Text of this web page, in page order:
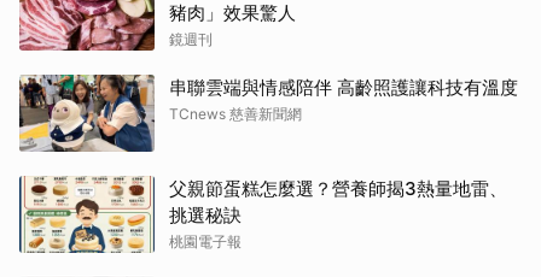
豬肉」效果驚人
鏡週刊
串聯雲端與情感陪伴 高齡照護讓科技有溫度
TCnews 慈善新聞網
父親節蛋糕怎麼選？營養師揭3熱量地雷、
挑選秘訣
桃園電子報